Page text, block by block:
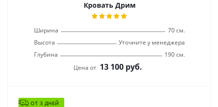
Кровать Дрим
Ширина
70 см.
Высота
Уточните у менеджера
Глубина
190 см.
Цена от 13 100 руб.
ОТ 3 ДНЕЙ